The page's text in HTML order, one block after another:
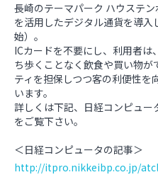
長崎のテーマパーク ハウステ
を活用したデジタル通貨を導
始）。
ICカードを不要にし、利用者
ち歩くことなく飲食や買い物が
ティを担保しつつ客の利便性を
います。
詳しくは下記、日経コンピュ
をご覧下さい。
＜日経コンピュータの記事＞
http://itpro.nikkeibp.co.jp/